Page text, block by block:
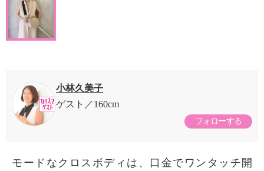
小林久美子
ゲスト
160cm
フォローする
モードなクロスボディは、口金でワンタッチ開